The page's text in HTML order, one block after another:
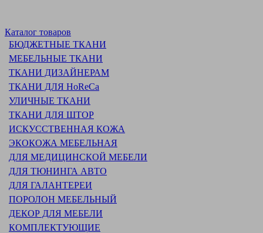
Каталог товаров
БЮДЖЕТНЫЕ ТКАНИ
МЕБЕЛЬНЫЕ ТКАНИ
ТКАНИ ДИЗАЙНЕРАМ
ТКАНИ ДЛЯ HoReCa
УЛИЧНЫЕ ТКАНИ
ТКАНИ ДЛЯ ШТОР
ИСКУССТВЕННАЯ КОЖА
ЭКОКОЖА МЕБЕЛЬНАЯ
ДЛЯ МЕДИЦИНСКОЙ МЕБЕЛИ
ДЛЯ ТЮНИНГА АВТО
ДЛЯ ГАЛАНТЕРЕИ
ПОРОЛОН МЕБЕЛЬНЫЙ
ДЕКОР ДЛЯ МЕБЕЛИ
КОМПЛЕКТУЮЩИЕ